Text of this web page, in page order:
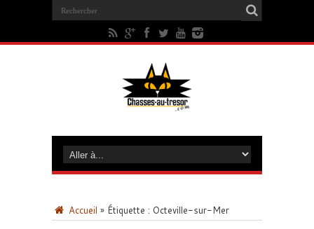
Accueil » Étiquette : Octeville-sur-Mer